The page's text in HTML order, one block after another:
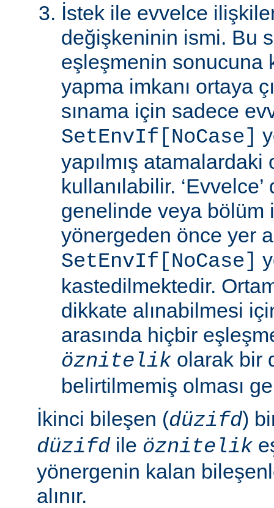
İstek ile evvelce
değişkeninin ismi. Bu
eşleşmenin sonucuna
yapma imkanı ortaya
sınama için sadece
SetEnvIf[NoCase]
yapılmış
kullanılabilir.
genelinde veya bölüm
yönergeden önce yer
SetEnvIf[NoCase]
kastedilmektedir.
dikkate alınabilmesi
arasında hiçbir
öznitelik olarak bir
belirtilmemiş olması
İkinci bileşen (düzifd)
düzifdile öznitelik
yönergenin kalan
alınır.